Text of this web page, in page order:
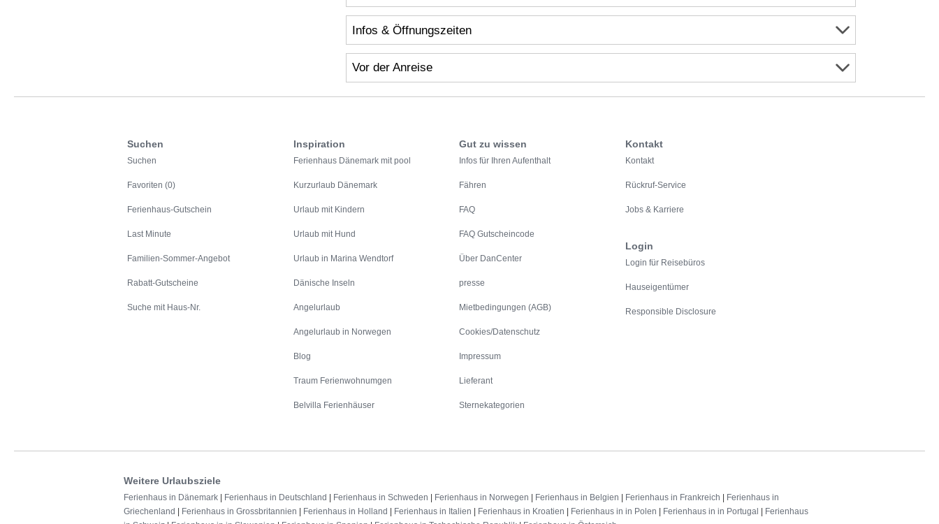
Infos & Öffnungszeiten
Vor der Anreise
Suchen
Suchen
Favoriten (0)
Ferienhaus-Gutschein
Last Minute
Familien-Sommer-Angebot
Rabatt-Gutscheine
Suche mit Haus-Nr.
Inspiration
Ferienhaus Dänemark mit pool
Kurzurlaub Dänemark
Urlaub mit Kindern
Urlaub mit Hund
Urlaub in Marina Wendtorf
Dänische Inseln
Angelurlaub
Angelurlaub in Norwegen
Blog
Traum Ferienwohnumgen
Belvilla Ferienhäuser
Gut zu wissen
Infos für Ihren Aufenthalt
Fähren
FAQ
FAQ Gutscheincode
Über DanCenter
presse
Mietbedingungen (AGB)
Cookies/Datenschutz
Impressum
Lieferant
Sternekategorien
Kontakt
Kontakt
Rückruf-Service
Jobs & Karriere
Login
Login für Reisebüros
Hauseigentümer
Responsible Disclosure
Weitere Urlaubsziele
Ferienhaus in Dänemark | Ferienhaus in Deutschland | Ferienhaus in Schweden | Ferienhaus in Norwegen | Ferienhaus in Belgien | Ferienhaus in Frankreich | Ferienhaus in
Griechenland | Ferienhaus in Grossbritannien | Ferienhaus in Holland | Ferienhaus in Italien | Ferienhaus in Kroatien | Ferienhaus in in Polen | Ferienhaus in in Portugal | Ferienhaus